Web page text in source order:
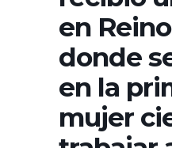
en
donde
en la
mujer